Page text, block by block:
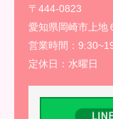
〒444-0823
愛知県岡崎市上地
営業時間：
定休日： 水曜日